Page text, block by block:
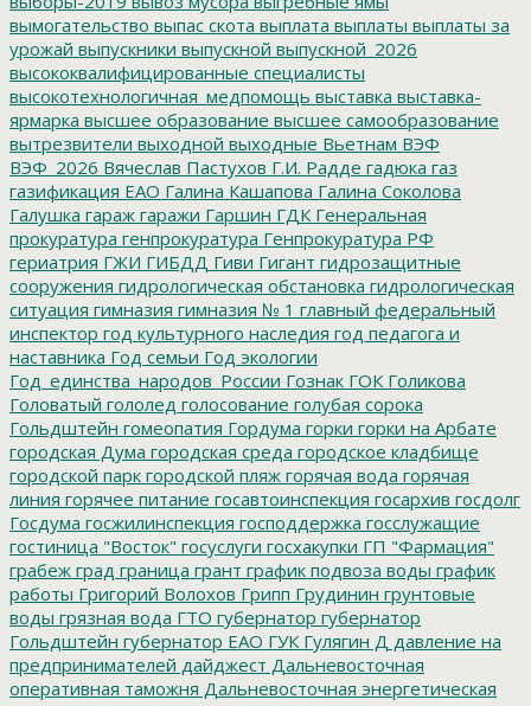
вымогательство выпас скота выплата выплаты выплаты за
урожай выпускники выпускной выпускной_2026
высококвалифицированные специалисты
высокотехнологичная_медпомощь выставка выставка-
ярмарка высшее образование высшее самообразование
вытрезвители выходной выходные Вьетнам ВЭФ
ВЭФ_2026 Вячеслав Пастухов Г.И. Радде гадюка газ
газификация ЕАО Галина Кашапова Галина Соколова
Галушка гараж гаражи Гаршин ГДК Генеральная
прокуратура генпрокуратура Генпрокуратура РФ
гериатрия ГЖИ ГИБДД Гиви Гигант гидрозащитные
сооружения гидрологическая обстановка гидрологическая
ситуация гимназия гимназия № 1 главный федеральный
инспектор год культурного наследия год педагога и
наставника Год семьи Год экологии
Год_единства_народов_России Гознак ГОК Голикова
Головатый гололед голосование голубая сорока
Гольдштейн гомеопатия Гордума горки горки на Арбате
городская Дума городская среда городское кладбище
городской парк городской пляж горячая вода горячая
линия горячее питание госавтоинспекция госархив госдолг
Госдума госжилинспекция господдержка госслужащие
гостиница "Восток" госуслуги госхакупки ГП "Фармация"
грабеж град граница грант график подвоза воды график
работы Григорий Волохов Грипп Грудинин грунтовые
воды грязная вода ГТО губернатор губернатор
Гольдштейн губернатор ЕАО ГУК Гулягин Д давление на
предпринимателей дайджест Дальневосточная
оперативная таможня Дальневосточная энергетическая